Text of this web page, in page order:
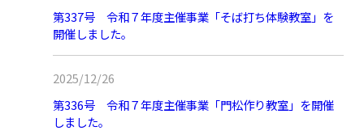
第337号 令和７年度主催事業「そば打ち体験教室」を
開催しました。
2025/12/26
第336号 令和７年度主催事業「門松作り教室」を開催
しました。